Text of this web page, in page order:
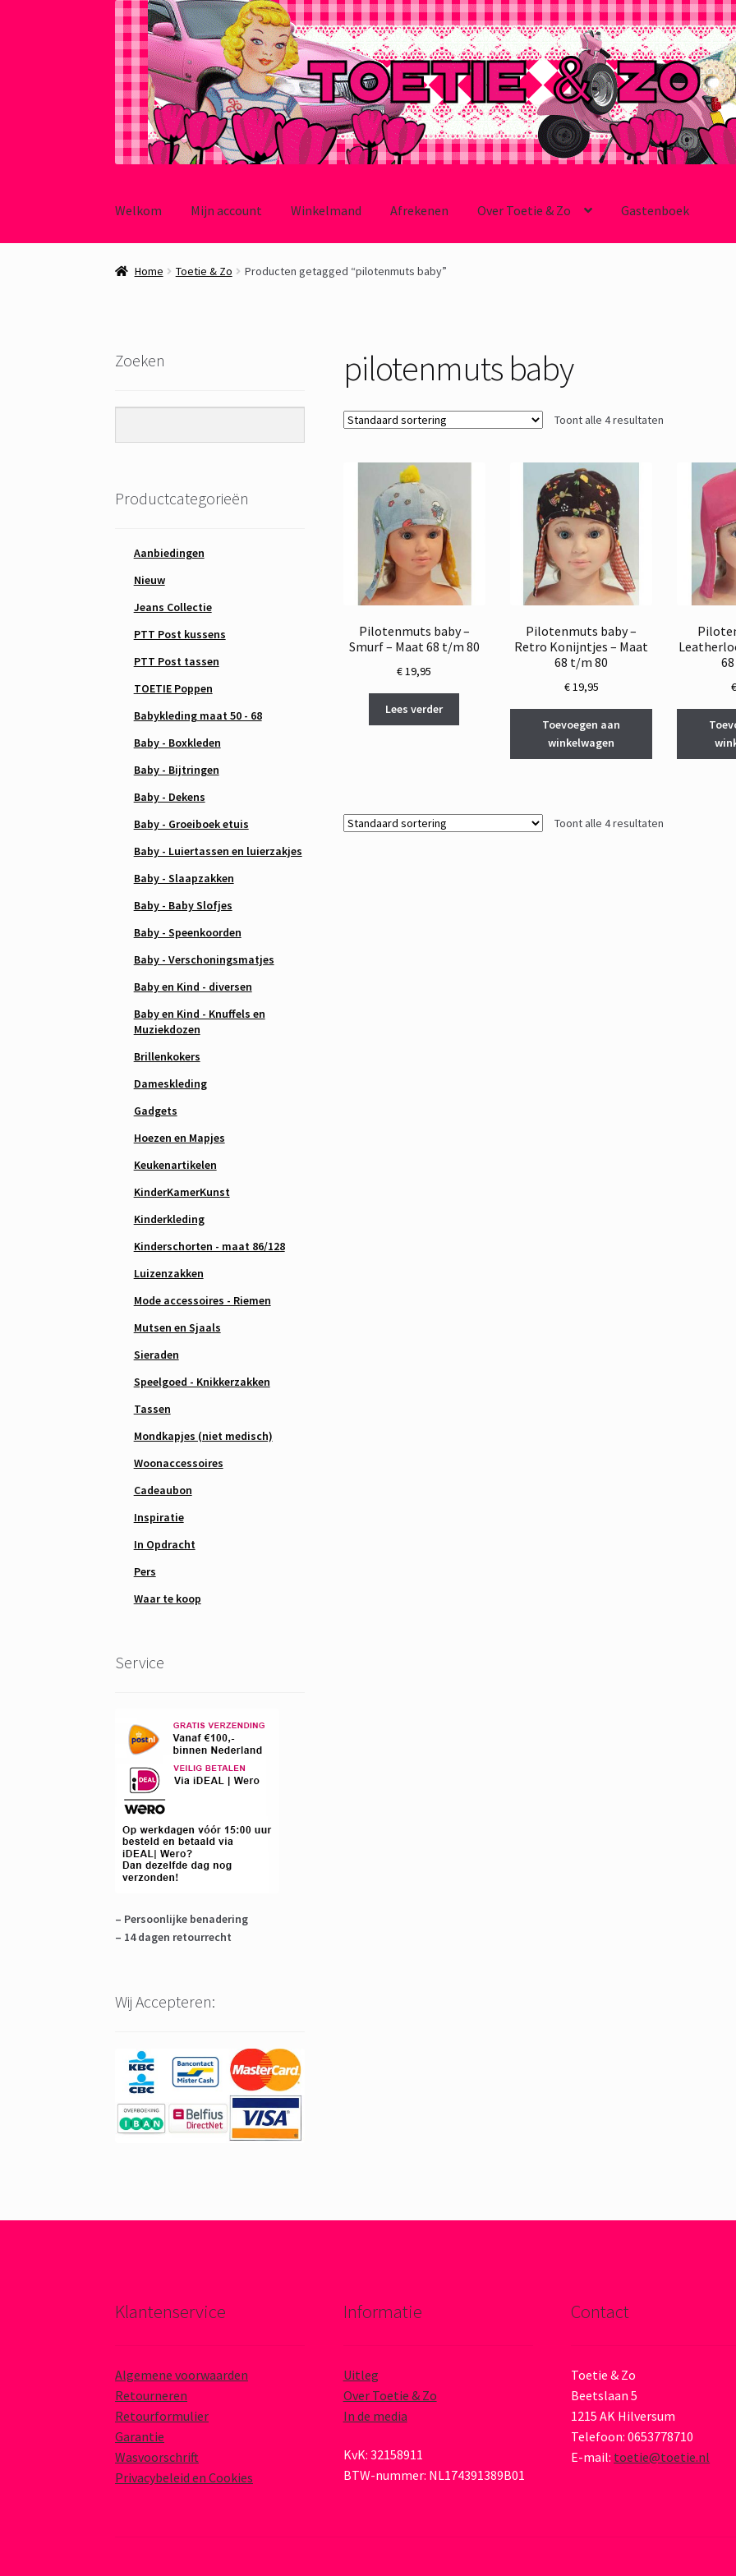
door
naar
Welkom Mijn account Winkelmand Afrekenen Over Toetie & Zo Gastenboek
Home Toetie & Zo Producten getagged “pilotenmuts baby”
pilotenmuts baby
Toont alle 4 resultaten
Pilotenmuts baby –
Smurf – Maat 68 t/m 80
€19,95
Lees verder
Pilotenmuts baby –
Retro Konijntjes – Maat
68 t/m 80
€19,95
Toevoegen aan
winkelwagen
€
Toont alle 4 resultaten
Zoeken
Productcategorieën
Aanbiedingen
Nieuw
Jeans Collectie
PTT Post kussens
PTT Post tassen
TOETIE Poppen
Babykleding maat 50 - 68
Baby - Boxkleden
Baby - Bijtringen
Baby - Dekens
Baby - Groeiboek etuis
Baby - Luiertassen en luierzakjes
Baby - Slaapzakken
Baby - Baby Slofjes
Baby - Speenkoorden
Baby - Verschoningsmatjes
Baby en Kind - diversen
Baby en Kind - Knuffels en
Muziekdozen
Brillenkokers
Dameskleding
Gadgets
Hoezen en Mapjes
Keukenartikelen
KinderKamerKunst
Kinderkleding
Kinderschorten - maat 86/128
Luizenzakken
Mode accessoires - Riemen
Mutsen en Sjaals
Sieraden
Speelgoed - Knikkerzakken
Tassen
Mondkapjes (niet medisch)
Woonaccessoires
Cadeaubon
Inspiratie
In Opdracht
Pers
Waar te koop
Service
– Persoonlijke benadering
– 14 dagen retourrecht
Wij Accepteren:
Klantenservice
Algemene voorwaarden
Retourneren
Retourformulier
Garantie
Wasvoorschrift
Privacybeleid en Cookies
Informatie
Uitleg
Over Toetie & Zo
In de media
KvK: 32158911
BTW-nummer: NL174391389B01
Contact
Toetie & Zo
Beetslaan 5
1215 AK Hilversum
Telefoon: 0653778710
E-mail: toetie@toetie.nl